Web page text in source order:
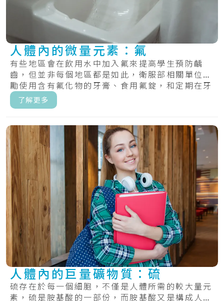
人體內的微量元素：氟
有些地區會在飲用水中加入氟來提高學生預防齲
齒，但並非每個地區都是如此，衛服部相關單位鼓
勵使用含有氟化物的牙膏、食用氟錠，和定期在牙
齒上塗.....
了解更多
人體內的巨量礦物質：硫
硫存在於每一個細胞，不僅是人體所需的較大量元
素，硫是胺基酸的一部份，而胺基酸又是構成人體